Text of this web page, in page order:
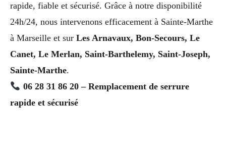
rapide, fiable et sécurisé. Grâce à notre disponibilité
24h/24, nous intervenons efficacement à Sainte-Marthe
à Marseille et sur Les Arnavaux, Bon-Secours, Le
Canet, Le Merlan, Saint-Barthelemy, Saint-Joseph,
Sainte-Marthe.
06 28 31 86 20 – Remplacement de serrure
rapide et sécurisé